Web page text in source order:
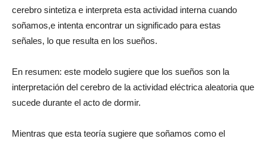
cerebro sintetiza e interpreta esta actividad interna cuando
soñamos,e intenta encontrar un significado para estas
señales, lo que resulta en los sueños.
En resumen: este modelo sugiere que los sueños son la
interpretación del cerebro de la actividad eléctrica aleatoria que
sucede durante el acto de dormir.
Mientras que esta teoría sugiere que soñamos como el